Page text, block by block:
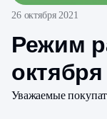
26 октября 2021
Режим
Уважаемые